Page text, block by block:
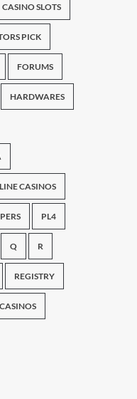
CASINO SLOTS
PICK
FORUMS
HARDWARES
CASINOS
PL4
Q R
REGISTRY